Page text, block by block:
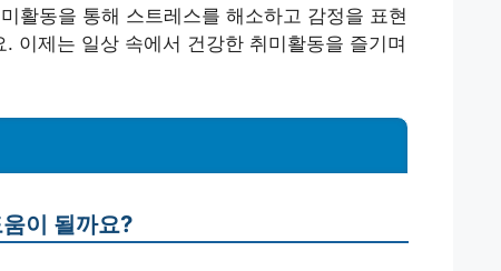
활동을 통해 스트레스를 해소하고 감정을 표현
이제는 일상 속에서 건강한 취미활동을 즐기며
이 될까요?